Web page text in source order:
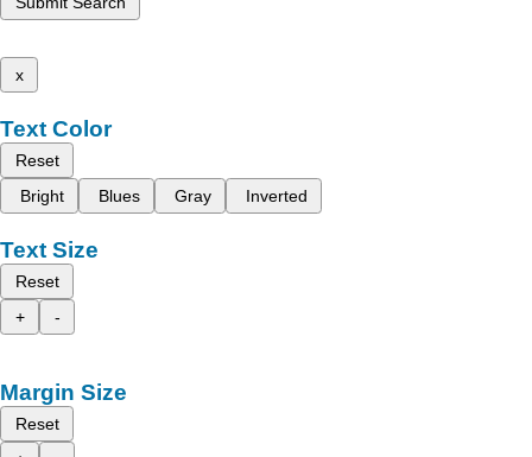
x
Text Color
Reset
Bright
Blues Gray Inverted
Text Size
Reset
+
-
Margin Size
Reset